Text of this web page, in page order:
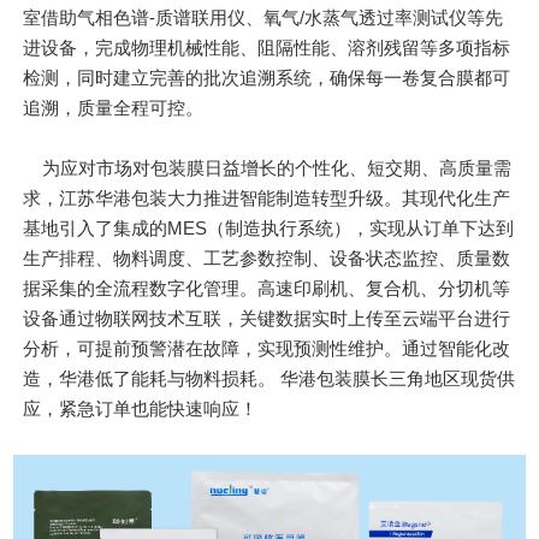
室借助气相色谱-质谱联用仪、氧气/水蒸气透过率测试仪等先
进设备，完成物理机械性能、阻隔性能、溶剂残留等多项指标
检测，同时建立完善的批次追溯系统，确保每一卷复合膜都可
追溯，质量全程可控。
为应对市场对包装膜日益增长的个性化、短交期、高质量需
求，江苏华港包装大力推进智能制造转型升级。其现代化生产
基地引入了集成的MES（制造执行系统），实现从订单下达到
生产排程、物料调度、工艺参数控制、设备状态监控、质量数
据采集的全流程数字化管理。高速印刷机、复合机、分切机等
设备通过物联网技术互联，关键数据实时上传至云端平台进行
分析，可提前预警潜在故障，实现预测性维护。通过智能化改
造，华港低了能耗与物料损耗。 华港包装膜长三角地区现货供
应，紧急订单也能快速响应！